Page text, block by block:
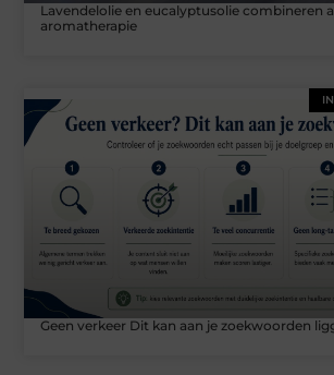
Lavendelolie en eucalyptusolie combineren
aromatherapie
Geen verkeer Dit kan aan je zoekwoorden